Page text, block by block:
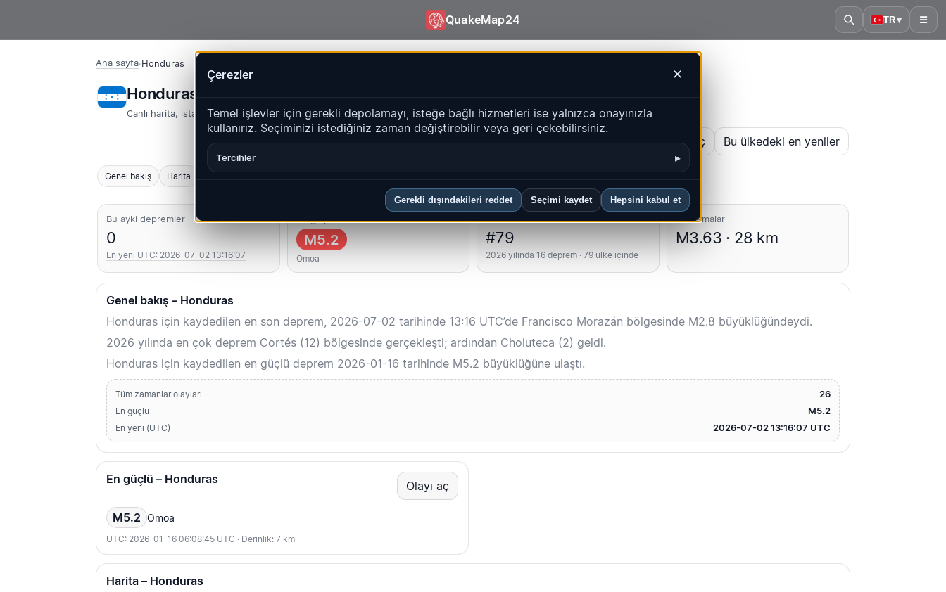
QuakeMap24 TR▾ ☰
Çerezler ✕
Temel işlevler için gerekli depolamayı, isteğe bağlı hizmetleri ise yalnızca onayınızla
kullanırız. Seçiminizi istediğiniz zaman değiştirebilir veya geri çekebilirsiniz.
Tercihler ▸
Gerekli dışındakileri reddet Seçimi kaydet Hepsini kabul et
Ana sayfa·Honduras
Honduras – Depremler | QuakeMap24
Canlı harita, istatistikler ve son olaylar
Geçmiş haritasını aç Bu ülkedeki en yeniler
Genel bakış Harita
Bu ayki depremler
0
En yeni UTC: 2026-07-02 13:16:07
En güçlü
M5.2
Omoa
Ülke sıralaması
#79
2026 yılında 16 deprem · 79 ülke içinde
Ortalamalar
M3.63 · 28 km
Genel bakış – Honduras
Honduras için kaydedilen en son deprem, 2026-07-02 tarihinde 13:16 UTC’de Francisco Morazán bölgesinde M2.8 büyüklüğündeydi.
2026 yılında en çok deprem Cortés (12) bölgesinde gerçekleşti; ardından Choluteca (2) geldi.
Honduras için kaydedilen en güçlü deprem 2026-01-16 tarihinde M5.2 büyüklüğüne ulaştı.
Tüm zamanlar olayları 26
En güçlü M5.2
En yeni (UTC) 2026-07-02 13:16:07 UTC
En güçlü – Honduras Olayı aç
M5.2 Omoa
UTC: 2026-01-16 06:08:45 UTC · Derinlik: 7 km
Harita – Honduras